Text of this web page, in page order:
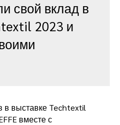
свой вклад в
2023 и
в выставке Techtextil
вместе с